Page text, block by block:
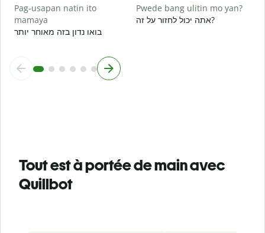
Pag-usapan natin ito
mamaya
בואו נדון בזה מאוחר יותר
Pwede bang ulitin mo yan?
אתה יכול לחזור על זה?
Tout est à portée de main avec
Quillbot